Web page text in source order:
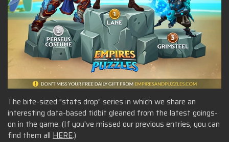
The bite-sized "stats drop" series in which we share an
interesting data-based tidbit gleaned from the latest goings-
on in the game. (If you've missed our previous entries, you can
find them all HERE.)